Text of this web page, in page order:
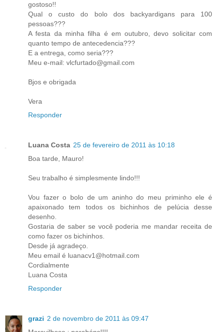
gostoso!!
Qual o custo do bolo dos backyardigans para 100
pessoas???
A festa da minha filha é em outubro, devo solicitar com
quanto tempo de antecedencia???
E a entrega, como seria???
Meu e-mail: vlcfurtado@gmail.com
Bjos e obrigada
Vera
Responder
Luana Costa 25 de fevereiro de 2011 às 10:18
Boa tarde, Mauro!
Seu trabalho é simplesmente lindo!!!
Vou fazer o bolo de um aninho do meu priminho ele é
apaixonado tem todos os bichinhos de pelúcia desse
desenho.
Gostaria de saber se você poderia me mandar receita de
como fazer os bichinhos.
Desde já agradeço.
Meu email é luanacv1@hotmail.com
Cordialmente
Luana Costa
Responder
grazi 2 de novembro de 2011 às 09:47